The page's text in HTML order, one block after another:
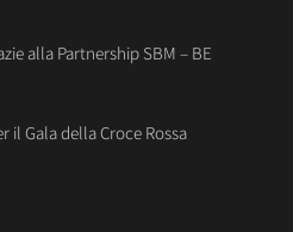
alla Partnership SBM – BE
il Gala della Croce Rossa